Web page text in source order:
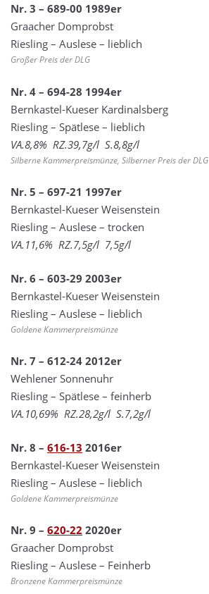
Nr. 3 – 689-00 1989er
Graacher Domprobst
Riesling – Auslese – lieblich
Großer Preis der DLG
Nr. 4 – 694-28 1994er
Bernkastel-Kueser Kardinalsberg
Riesling – Spätlese – lieblich
VA.8,8% RZ.39,7g/l S.8,8g/l
Silberne Kammerpreismünze, Silberner Preis der DLG
Nr. 5 – 697-21 1997er
Bernkastel-Kueser Weisenstein
Riesling – Auslese – trocken
VA.11,6% RZ.7,5g/l 7,5g/l
Nr. 6 – 603-29 2003er
Bernkastel-Kueser Weisenstein
Riesling – Auslese – lieblich
Goldene Kammerpreismünze
Nr. 7 – 612-24 2012er
Wehlener Sonnenuhr
Riesling – Spätlese – feinherb
VA.10,69% RZ.28,2g/l S.7,2g/l
Nr. 8 – 616-13 2016er
Bernkastel-Kueser Weisenstein
Riesling – Auslese – lieblich
Goldene Kammerpreismünze
Nr. 9 – 620-22 2020er
Graacher Domprobst
Riesling – Auslese – Feinherb
Bronzene Kammerpreismünze